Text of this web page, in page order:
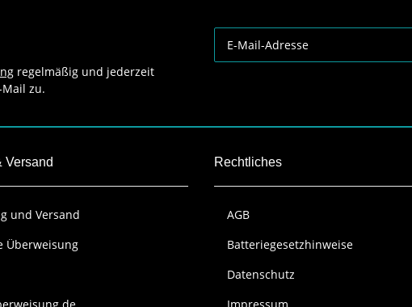
regelmäßig und jederzeit
zu.
Versand
und Versand
Überweisung
Rechtliches
AGB
Batteriegesetzhinweise
Datenschutz